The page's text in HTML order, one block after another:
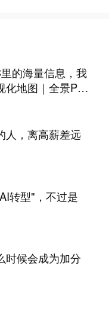
的海量信息，我
化地图｜全景PA
人，离高薪差远
转型"，不过是
时候会成为加分